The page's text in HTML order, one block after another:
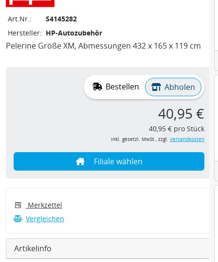
Art.Nr.:
S4145282
Hersteller: HP-Autozubehör
Pelerine Größe XM, Abmessungen 432 x 165 x 119 cm
Bestellen Abholen
40,95 €
40,95 € pro Stück
inkl. gesetzl. MwSt., zzgl. Versandkosten
Filiale wählen
Merkzettel
Vergleichen
Artikelinfo